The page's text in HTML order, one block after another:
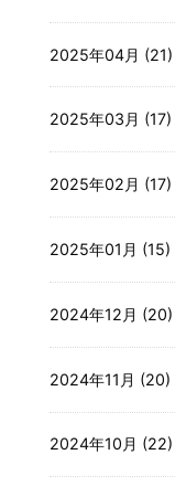
2025年04月 (21)
2025年03月 (17)
2025年02月 (17)
2025年01月 (15)
2024年12月 (20)
2024年11月 (20)
2024年10月 (22)